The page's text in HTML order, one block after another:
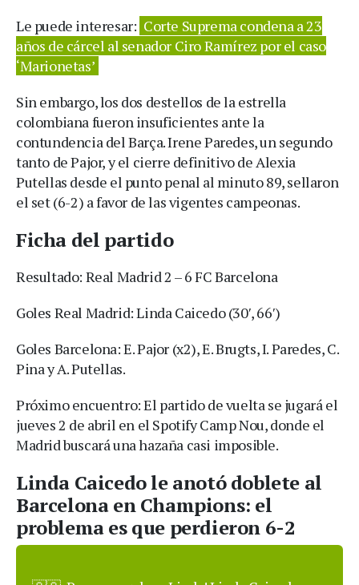
Le puede interesar: Corte Suprema condena a 23
años de cárcel al senador Ciro Ramírez por el caso
‘Marionetas’
Sin embargo, los dos destellos de la estrella
colombiana fueron insuficientes ante la
contundencia del Barça. Irene Paredes, un segundo
tanto de Pajor, y el cierre definitivo de Alexia
Putellas desde el punto penal al minuto 89, sellaron
el set (6-2) a favor de las vigentes campeonas.
Ficha del partido
Resultado: Real Madrid 2 – 6 FC Barcelona
Goles Real Madrid: Linda Caicedo (30′, 66′)
Goles Barcelona: E. Pajor (x2), E. Brugts, I. Paredes, C.
Pina y A. Putellas.
Próximo encuentro: El partido de vuelta se jugará el
jueves 2 de abril en el Spotify Camp Nou, donde el
Madrid buscará una hazaña casi imposible.
Linda Caicedo le anotó doblete al
Barcelona en Champions: el
problema es que perdieron 6-2